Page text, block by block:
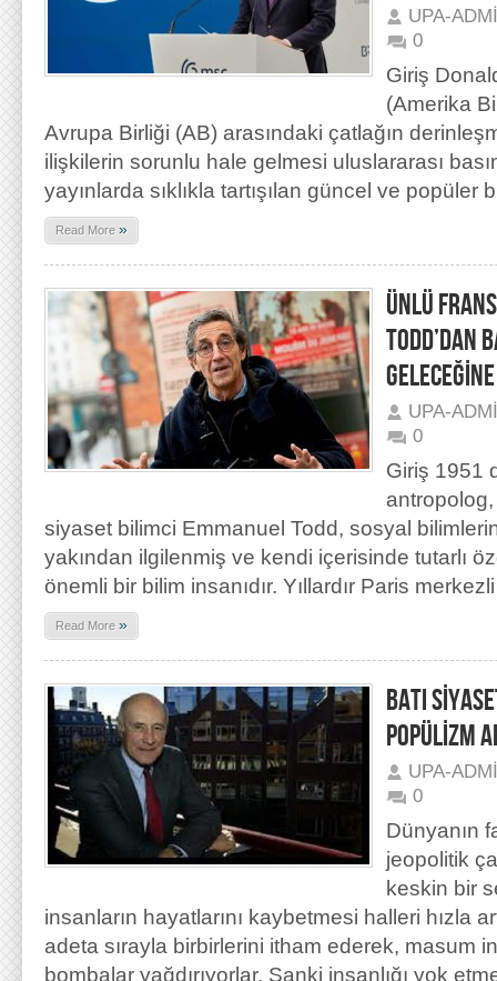
UPA-
0
Giriş
(Amerika
Avrupa Birliği (AB) arasındaki çatlağın
ilişkilerin sorunlu hale gelmesi uluslararası
yayınlarda sıklıkla tartışılan güncel ve popüler
Read More »
ÜNLÜ
TODD’DAN
UPA-
0
Giriş 1951
siyaset bilimci Emmanuel Todd, sosyal
yakından ilgilenmiş ve kendi içerisinde tutarlı
önemli bir bilim insanıdır. Yıllardır Paris merkezli
Read More »
BATI
POPÜLİZM
UPA-
0
Dünyanın
jeopolitik
keskin bir
insanların hayatlarını kaybetmesi halleri hızla
adeta sırayla birbirlerini itham ederek, masum
bombalar yağdırıyorlar. Sanki insanlığı yok